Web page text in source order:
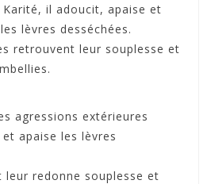
Karité, il adoucit, apaise et
lèvres desséchées.
retrouvent leur souplesse et
agressions extérieures
apaise les lèvres
leur redonne souplesse et